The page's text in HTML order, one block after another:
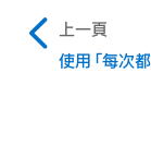
上一頁
使用「每次